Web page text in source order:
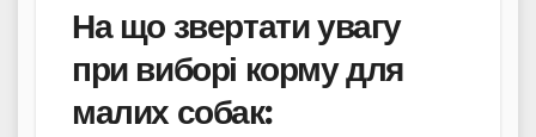
На що звертати увагу
при виборі корму для
малих собак: